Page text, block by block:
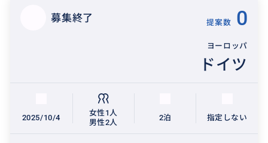
募集終了 提案数 0
ヨーロッパ
ドイツ
2025/10/4
女性1人
男性2人
2泊 指定しない